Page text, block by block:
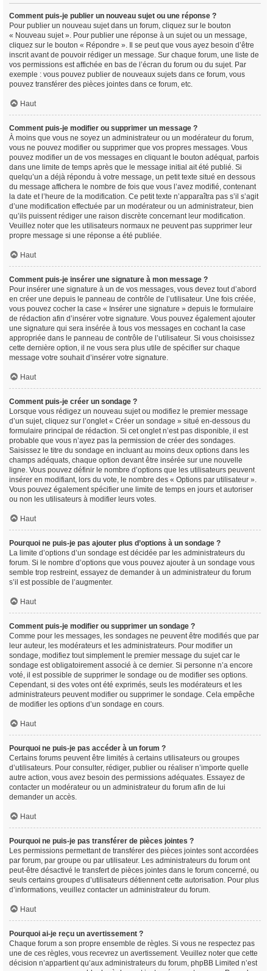
Comment puis-je publier un nouveau sujet ou une réponse ?
Pour publier un nouveau sujet dans un forum, cliquez sur le bouton
« Nouveau sujet ». Pour publier une réponse à un sujet ou un message,
cliquez sur le bouton « Répondre ». Il se peut que vous ayez besoin d’être
inscrit avant de pouvoir rédiger un message. Sur chaque forum, une liste de
vos permissions est affichée en bas de l’écran du forum ou du sujet. Par
exemple : vous pouvez publier de nouveaux sujets dans ce forum, vous
pouvez transférer des pièces jointes dans ce forum, etc.
Haut
Comment puis-je modifier ou supprimer un message ?
À moins que vous ne soyez un administrateur ou un modérateur du forum,
vous ne pouvez modifier ou supprimer que vos propres messages. Vous
pouvez modifier un de vos messages en cliquant le bouton adéquat, parfois
dans une limite de temps après que le message initial ait été publié. Si
quelqu’un a déjà répondu à votre message, un petit texte situé en dessous
du message affichera le nombre de fois que vous l’avez modifié, contenant
la date et l’heure de la modification. Ce petit texte n’apparaîtra pas s’il s’agit
d’une modification effectuée par un modérateur ou un administrateur, bien
qu’ils puissent rédiger une raison discrète concernant leur modification.
Veuillez noter que les utilisateurs normaux ne peuvent pas supprimer leur
propre message si une réponse a été publiée.
Haut
Comment puis-je insérer une signature à mon message ?
Pour insérer une signature à un de vos messages, vous devez tout d’abord
en créer une depuis le panneau de contrôle de l’utilisateur. Une fois créée,
vous pouvez cocher la case « Insérer une signature » depuis le formulaire
de rédaction afin d’insérer votre signature. Vous pouvez également ajouter
une signature qui sera insérée à tous vos messages en cochant la case
appropriée dans le panneau de contrôle de l’utilisateur. Si vous choisissez
cette dernière option, il ne vous sera plus utile de spécifier sur chaque
message votre souhait d’insérer votre signature.
Haut
Comment puis-je créer un sondage ?
Lorsque vous rédigez un nouveau sujet ou modifiez le premier message
d’un sujet, cliquez sur l’onglet « Créer un sondage » situé en-dessous du
formulaire principal de rédaction. Si cet onglet n’est pas disponible, il est
probable que vous n’ayez pas la permission de créer des sondages.
Saisissez le titre du sondage en incluant au moins deux options dans les
champs adéquats, chaque option devant être insérée sur une nouvelle
ligne. Vous pouvez définir le nombre d’options que les utilisateurs peuvent
insérer en modifiant, lors du vote, le nombre des « Options par utilisateur ».
Vous pouvez également spécifier une limite de temps en jours et autoriser
ou non les utilisateurs à modifier leurs votes.
Haut
Pourquoi ne puis-je pas ajouter plus d’options à un sondage ?
La limite d’options d’un sondage est décidée par les administrateurs du
forum. Si le nombre d’options que vous pouvez ajouter à un sondage vous
semble trop restreint, essayez de demander à un administrateur du forum
s’il est possible de l’augmenter.
Haut
Comment puis-je modifier ou supprimer un sondage ?
Comme pour les messages, les sondages ne peuvent être modifiés que par
leur auteur, les modérateurs et les administrateurs. Pour modifier un
sondage, modifiez tout simplement le premier message du sujet car le
sondage est obligatoirement associé à ce dernier. Si personne n’a encore
voté, il est possible de supprimer le sondage ou de modifier ses options.
Cependant, si des votes ont été exprimés, seuls les modérateurs et les
administrateurs peuvent modifier ou supprimer le sondage. Cela empêche
de modifier les options d’un sondage en cours.
Haut
Pourquoi ne puis-je pas accéder à un forum ?
Certains forums peuvent être limités à certains utilisateurs ou groupes
d’utilisateurs. Pour consulter, rédiger, publier ou réaliser n’importe quelle
autre action, vous avez besoin des permissions adéquates. Essayez de
contacter un modérateur ou un administrateur du forum afin de lui
demander un accès.
Haut
Pourquoi ne puis-je pas transférer de pièces jointes ?
Les permissions permettant de transférer des pièces jointes sont accordées
par forum, par groupe ou par utilisateur. Les administrateurs du forum ont
peut-être désactivé le transfert de pièces jointes dans le forum concerné, ou
seuls certains groupes d’utilisateurs détiennent cette autorisation. Pour plus
d’informations, veuillez contacter un administrateur du forum.
Haut
Pourquoi ai-je reçu un avertissement ?
Chaque forum a son propre ensemble de règles. Si vous ne respectez pas
une de ces règles, vous recevrez un avertissement. Veuillez noter que cette
décision n’appartient qu’aux administrateurs du forum, phpBB Limited n’est